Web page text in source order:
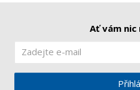
Ať vám nic